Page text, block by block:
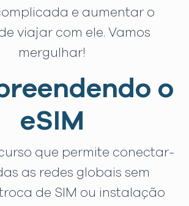
e aumentar o
viajar com ele. Vamos
mergulhar!
o
eSIM
que permite conectar-
as redes globais sem
de SIM ou instalação